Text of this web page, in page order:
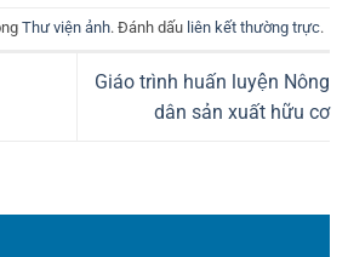
Thư viện ảnh. Đánh dấu liên kết thường trực.
Giáo trình huấn luyện Nông
dân sản xuất hữu cơ